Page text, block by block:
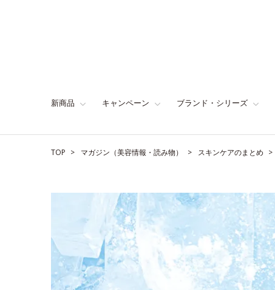
新商品 キャンペーン ブランド・シリーズ
TOP マガジン（美容情報・読み物） スキンケアのまとめ